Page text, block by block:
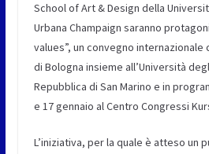
School of Art & Design della
Urbana Champaign saranno
values”, un convegno internazionale
di Bologna insieme all’Università
Repubblica di San Marino e in
e 17 gennaio al Centro Congressi
L’iniziativa, per la quale è atteso un